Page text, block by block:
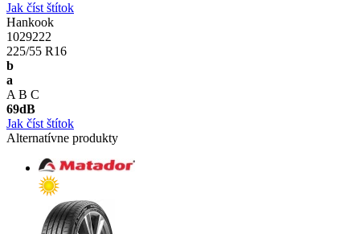
Jak číst štítok
Hankook
1029222
225/55 R16
b
a
A B C
69dB
Jak číst štítok
Alternatívne produkty